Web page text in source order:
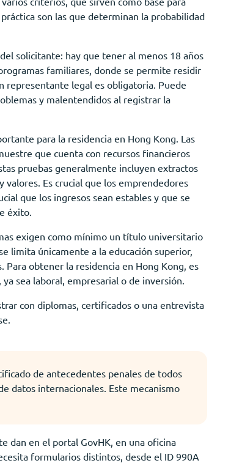
son las que determinan la probabilidad
solicitante: hay que tener al menos 18 años
familiares, donde se permite residir
representante legal es obligatoria. Puede
y malentendidos al registrar la
para la residencia en Hong Kong. Las
que cuenta con recursos financieros
pruebas generalmente incluyen extractos
Es crucial que los emprendedores
que los ingresos sean estables y que se
éxito.
exigen como mínimo un título universitario
limita únicamente a la educación superior,
Para obtener la residencia en Hong Kong, es
sea laboral, empresarial o de inversión.
con diplomas, certificados o una entrevista
de antecedentes penales de todos
datos internacionales. Este mecanismo
dan en el portal GovHK, en una oficina
formularios distintos, desde el ID 990A